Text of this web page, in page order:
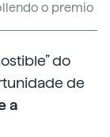
o premio
do
de
a